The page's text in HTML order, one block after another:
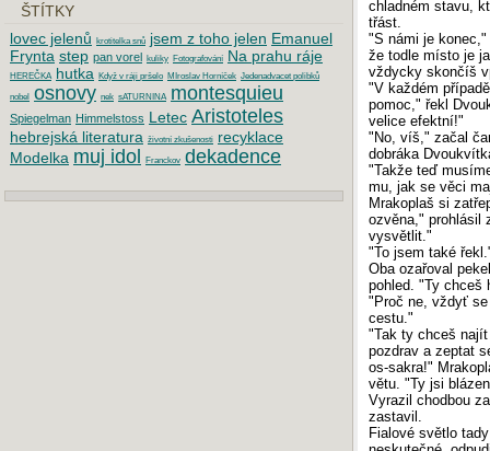
chladném stavu,
třást.
"S námi je
že todle místo je
vždycky skončíš
"V každém
pomoc," řekl
velice efektní!"
"No, víš," začal
dobráka
"Takže teď
mu, jak se věci
Mrakoplaš si
ozvěna," prohlásil
vysvětlit."
"To jsem také
Oba ozařoval
pohled. "Ty chceš
"Proč ne, vždyť
cestu."
"Tak ty chceš
pozdrav a zeptat
os-sakra!"
větu. "Ty jsi
Vyrazil chodbou
zastavil.
Fialové světlo
ŠTÍTKY
lovec jelenů krotitelka snů jsem z toho jelen Emanuel
Frynta step pan vorel kuliky Fotografování Na prahu ráje
HEREČKA hutka Když v ráji pršelo MIroslav Horníček Jedenadvacet polibků
nobel osnovy nek sATURNINA montesquieu
Spiegelman Himmelstoss Letec Aristoteles
hebrejská literatura životní zkušenosti
recyklace
Modelka muj idol Franckov dekadence